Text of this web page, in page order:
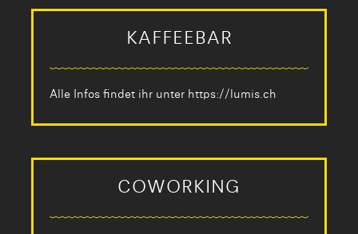
COWORKING
KAFFEEBAR
Alle Infos findet ihr unter https://lumis.ch